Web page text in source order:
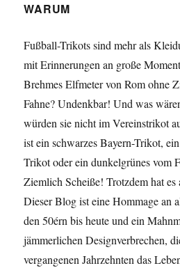
WARUM
Fußball-Trikots sind mehr als
mit Erinnerungen an große
Brehmes Elfmeter von Rom ohne
Fahne? Undenkbar! Und was
würden sie nicht im Vereinstrikot
ist ein schwarzes Bayern-Trikot,
Trikot oder ein dunkelgrünes vom
Ziemlich Scheiße! Trotzdem hat es
Dieser Blog ist eine Hommage an
den 50érn bis heute und ein
jämmerlichen Designverbrechen,
vergangenen Jahrzehnten das